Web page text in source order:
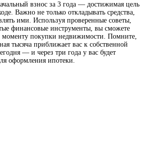
взнос за 3 года — достижимая цель
Важно не только откладывать средства,
ими. Используя проверенные советы,
финансовые инструменты, вы сможете
моменту покупки недвижимости. Помните,
тысяча приближает вас к собственной
— и через три года у вас будет
оформления ипотеки.